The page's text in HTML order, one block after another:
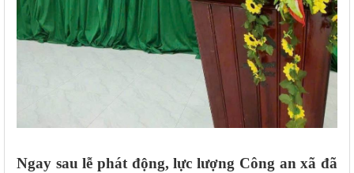
Ngay sau lễ phát động, lực lượng Công an xã đã